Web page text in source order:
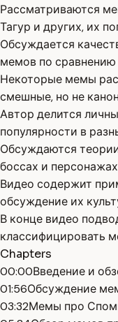
Рассматриваются
Тагур и других, их
Обсуждается
мемов по сравнению
Некоторые мемы
смешные, но не
Автор делится
популярности в
Обсуждаются
боссах и
Видео содержит
обсуждение их
В конце видео
классифицировать
Chapters
00:00Введение и
01:56Обсуждение
03:32Мемы про